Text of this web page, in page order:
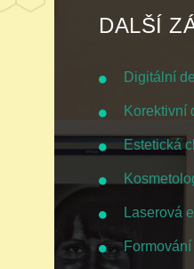
DALŠÍ
Digitální
Korektivní
Estetická
Laserová